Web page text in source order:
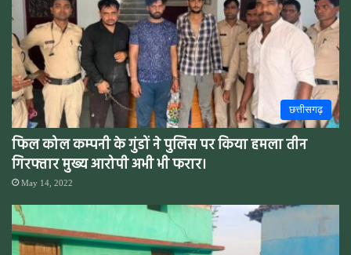
छत्तीसगढ़
फिल कोल कम्पनी के गुंडों ने पुलिस पर किया हमला तीन
गिरफ्तार मुख्य आरोपी अभी भी फरार।
May 14, 2022